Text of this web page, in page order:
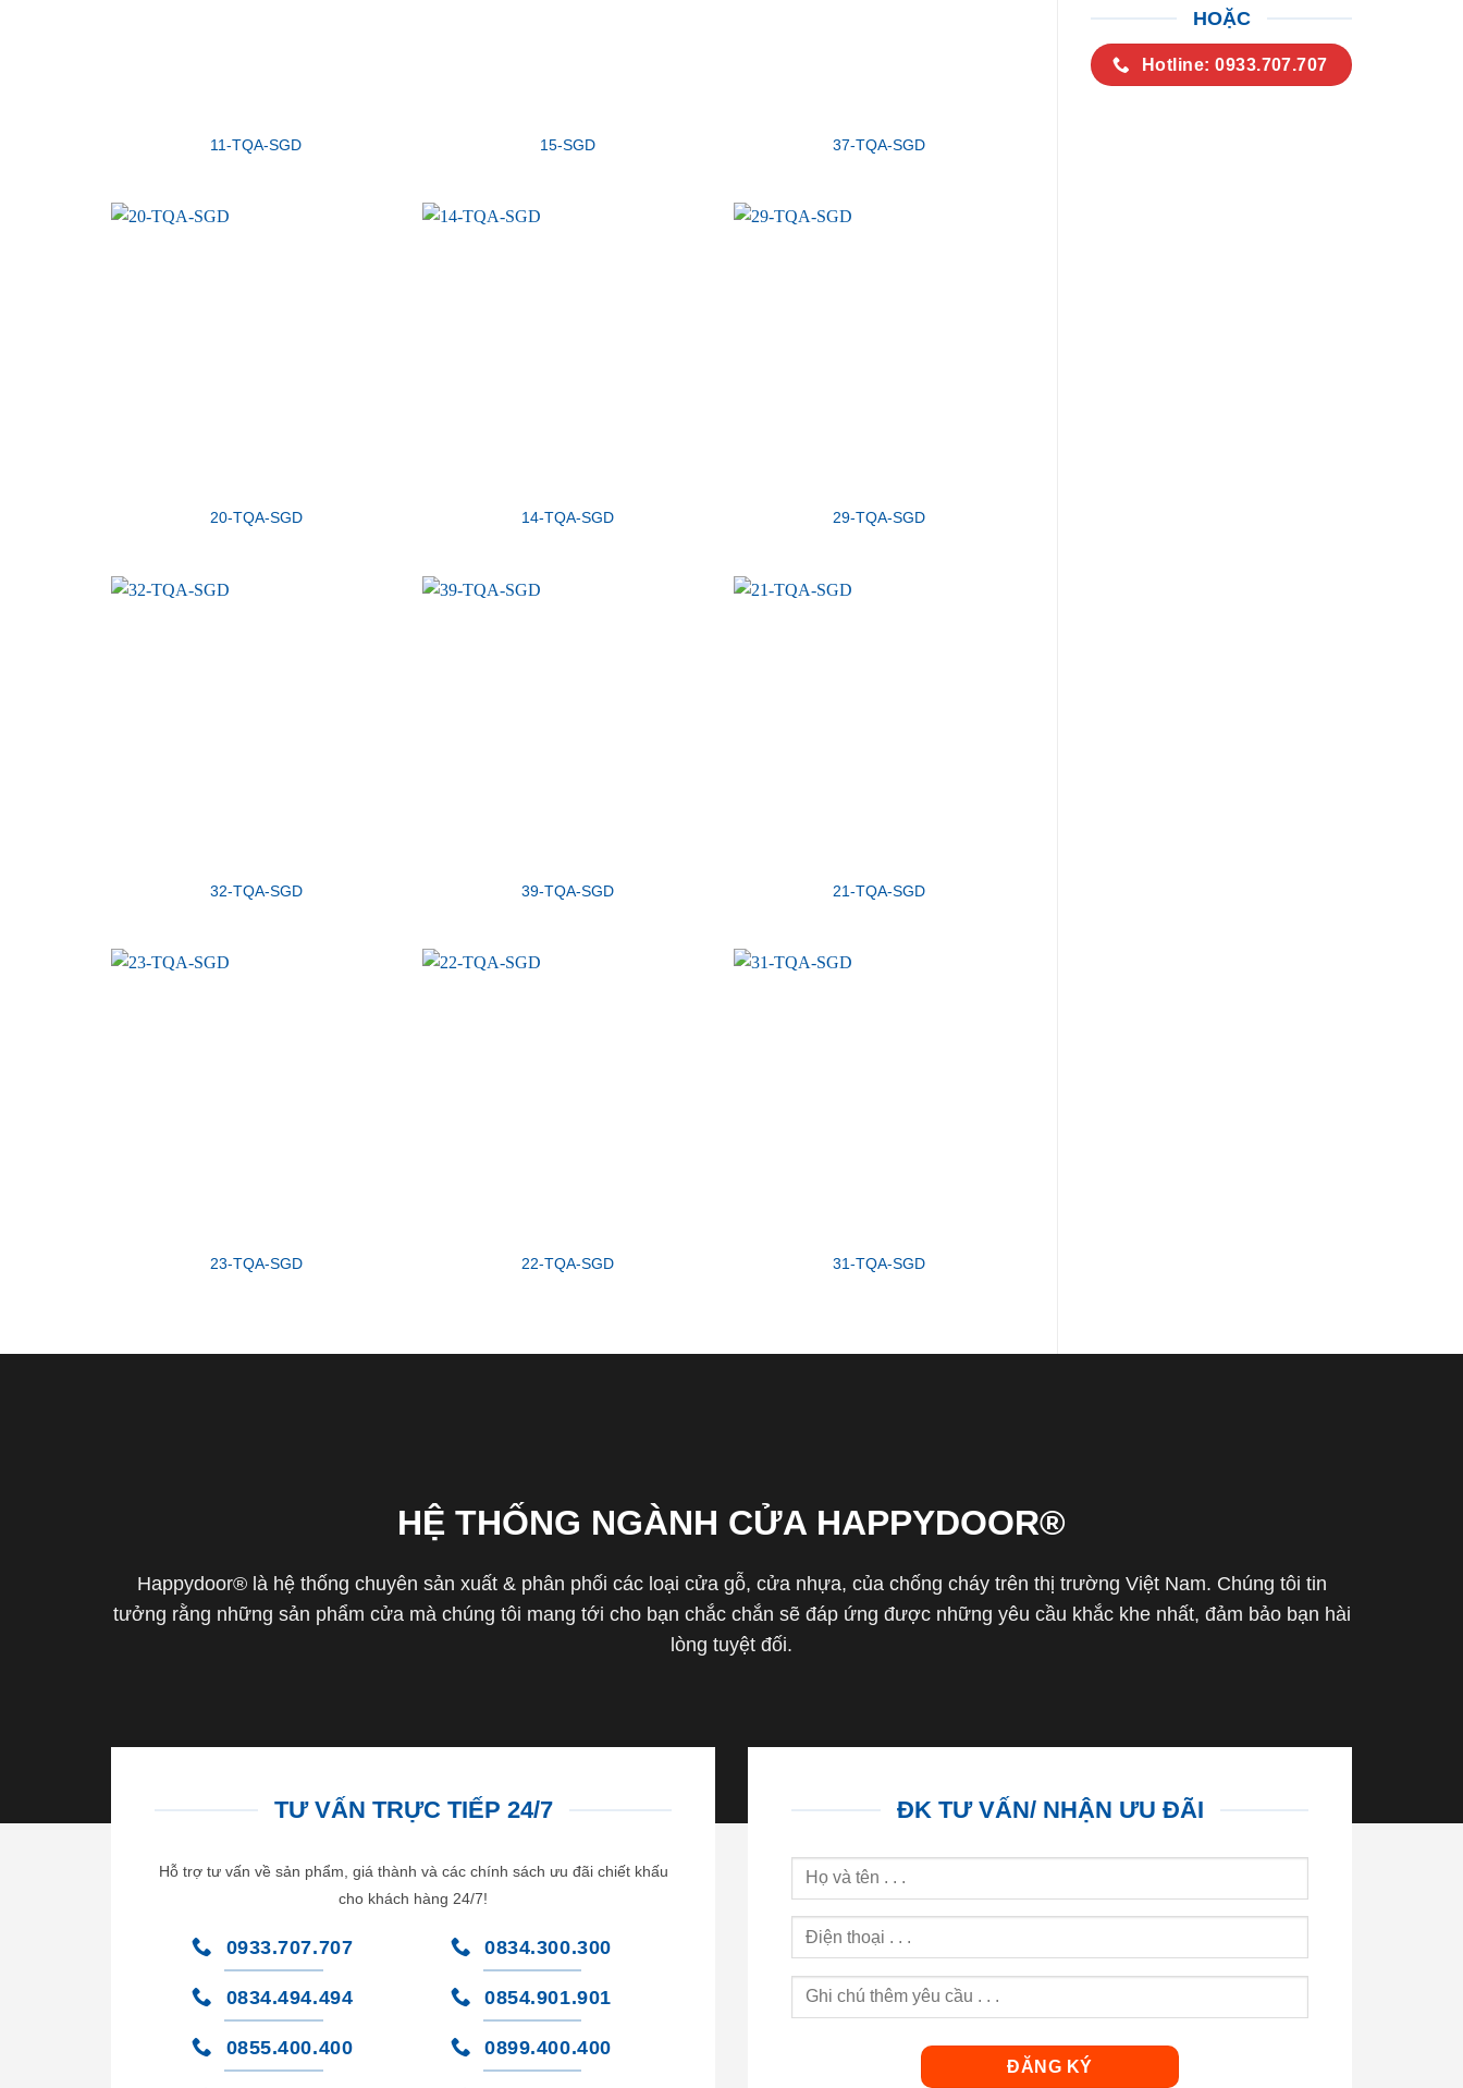
HOẶC
Hotline: 0933.707.707
11-TQA-SGD 15-SGD 37-TQA-SGD
20-TQA-SGD 14-TQA-SGD 29-TQA-SGD
32-TQA-SGD 39-TQA-SGD 21-TQA-SGD
23-TQA-SGD 22-TQA-SGD 31-TQA-SGD
HỆ THỐNG NGÀNH CỬA HAPPYDOOR®
Happydoor® là hệ thống chuyên sản xuất & phân phối các loại cửa gỗ, cửa nhựa, của chống cháy trên thị trường Việt Nam. Chúng tôi tin
tưởng rằng những sản phẩm cửa mà chúng tôi mang tới cho bạn chắc chắn sẽ đáp ứng được những yêu cầu khắc khe nhất, đảm bảo bạn hài
lòng tuyệt đối.
TƯ VẤN TRỰC TIẾP 24/7
Hỗ trợ tư vấn về sản phẩm, giá thành và các chính sách ưu đãi chiết khấu
cho khách hàng 24/7!
0933.707.707
0834.494.494
0855.400.400
0834.300.300
0854.901.901
0899.400.400
ĐK TƯ VẤN/ NHẬN ƯU ĐÃI